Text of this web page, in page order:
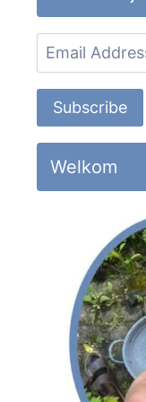
Email
Address
Subscribe
Welkom